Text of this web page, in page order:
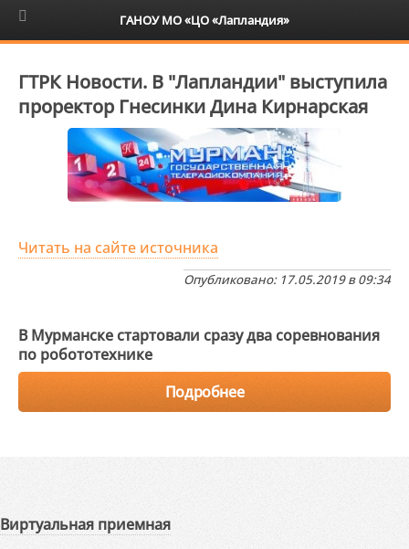
6+
ГТРК Новости. В "Лапландии" выступила
проректор Гнесинки Дина Кирнарская
Читать на сайте источника
Опубликовано: 17.05.2019 в 09:34
В Мурманске стартовали сразу два соревнования
по робототехнике
Подробнее
Виртуальная приемная
ГАНОУ МО «ЦО «Лапландия»